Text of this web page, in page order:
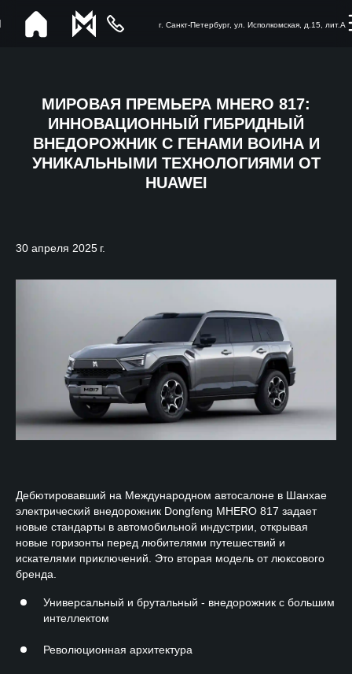
г. Санкт-Петербург, ул. Исполкомская, д.15, лит.А
МИРОВАЯ ПРЕМЬЕРА MHERO 817:
ИННОВАЦИОННЫЙ ГИБРИДНЫЙ
ВНЕДОРОЖНИК С ГЕНАМИ ВОИНА И
УНИКАЛЬНЫМИ ТЕХНОЛОГИЯМИ ОТ
HUAWEI
30 апреля 2025 г.
Дебютировавший на Международном автосалоне в Шанхае
электрический внедорожник Dongfeng MHERO 817 задает
новые стандарты в автомобильной индустрии, открывая
новые горизонты перед любителями путешествий и
искателями приключений. Это вторая модель от люксового
бренда.
Универсальный и брутальный - внедорожник с большим
интеллектом
Революционная архитектура